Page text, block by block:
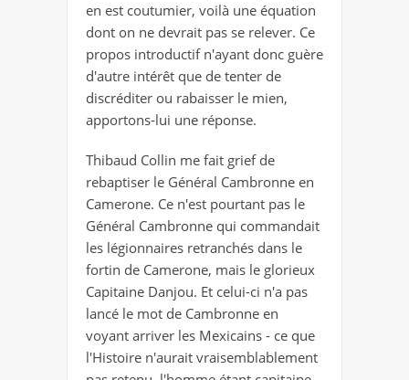
en est coutumier, voilà une équation
dont on ne devrait pas se relever. Ce
propos introductif n'ayant donc guère
d'autre intérêt que de tenter de
discréditer ou rabaisser le mien,
apportons-lui une réponse.
Thibaud Collin me fait grief de
rebaptiser le Général Cambronne en
Camerone. Ce n'est pourtant pas le
Général Cambronne qui commandait
les légionnaires retranchés dans le
fortin de Camerone, mais le glorieux
Capitaine Danjou. Et celui-ci n'a pas
lancé le mot de Cambronne en
voyant arriver les Mexicains - ce que
l'Histoire n'aurait vraisemblablement